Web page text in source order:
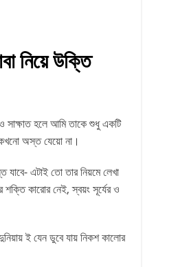
নিয়ে উক্তি
সাক্ষাত হলে আমি তাকে শুধু একটি
অস্ত যেয়ো না।
এটাই তো তার নিয়মে লেখা
কারোর নেই, স্বয়ং সূর্যের ও
ই যেন ডুবে যায় নিকশ কালোর